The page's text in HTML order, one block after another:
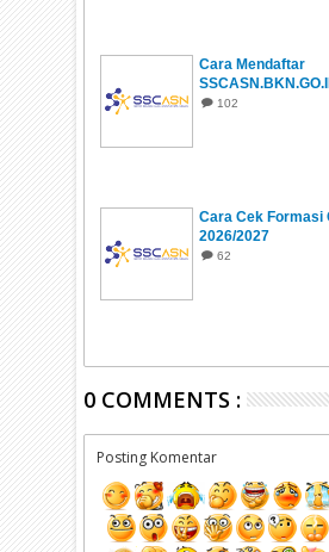
Cara Mendaftar
102
Cara Cek Formasi
2026/2027
62
0 COMMENTS :
Posting Komentar